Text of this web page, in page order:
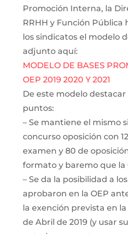
Promoción Interna, la
RRHH y Función Pública
los sindicatos el modelo
adjunto aquí:
MODELO DE BASES
OEP 2019 2020 Y 2021
De este modelo
puntos:
– Se mantiene el mismo
concurso oposición con
examen y 80 de
formato y baremo que la
– Se da la posibilidad a
aprobaron en la OEP
la exención prevista en
de Abril de 2019 (y usar